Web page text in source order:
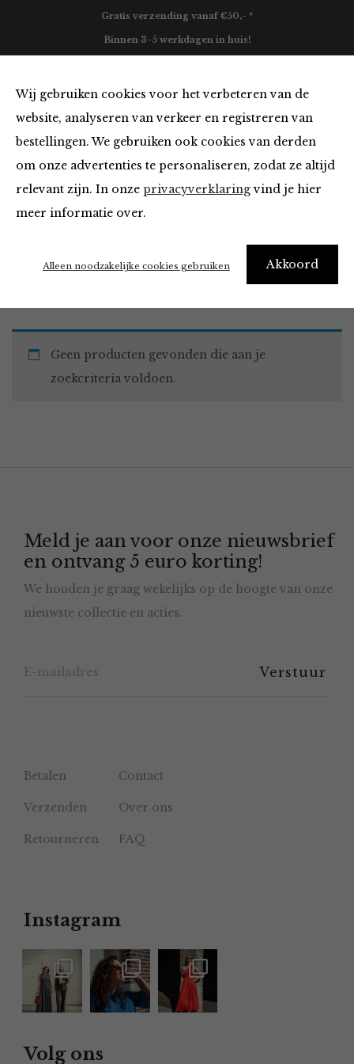
Wij gebruiken cookies voor het verbeteren van de
website, analyseren van verkeer en registreren van
bestellingen. We gebruiken ook cookies van derden
om onze advertenties te personaliseren, zodat ze altijd
relevant zijn. In onze privacyverklaringvind je hier
meer informatie over.
Akkoord
Alleen noodzakelijke cookies gebruiken
Gratis verzending vanaf €50,- *
Binnen 3-5 werkdagen in huis!
Must Haves
Home Winkel Accessoires Must Haves
Geen producten gevonden die aan je
zoekcriteria voldoen.
Meld je aan voor onze nieuwsbrief
en ontvang 5 euro korting!
We houden je graag wekelijks op de hoogte van onze
nieuwste collectie en acties.
Betalen Contact
Verzenden Over ons
Retourneren FAQ
Instagram
Volg ons